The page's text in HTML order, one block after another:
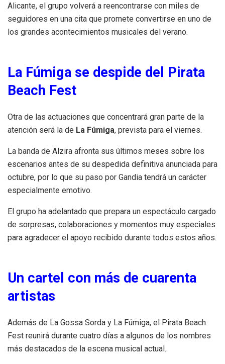
Alicante, el grupo volverá a reencontrarse con miles de
seguidores en una cita que promete convertirse en uno de
los grandes acontecimientos musicales del verano.
La Fúmiga se despide del Pirata
Beach Fest
Otra de las actuaciones que concentrará gran parte de la
atención será la de La Fúmiga, prevista para el viernes.
La banda de Alzira afronta sus últimos meses sobre los
escenarios antes de su despedida definitiva anunciada para
octubre, por lo que su paso por Gandia tendrá un carácter
especialmente emotivo.
El grupo ha adelantado que prepara un espectáculo cargado
de sorpresas, colaboraciones y momentos muy especiales
para agradecer el apoyo recibido durante todos estos años.
Un cartel con más de cuarenta
artistas
Además de La Gossa Sorda y La Fúmiga, el Pirata Beach
Fest reunirá durante cuatro días a algunos de los nombres
más destacados de la escena musical actual.